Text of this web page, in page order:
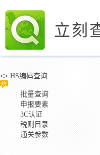
立刻
<> HS编码查询
批量查询
申报要素
3C认证
税则目录
通关参数